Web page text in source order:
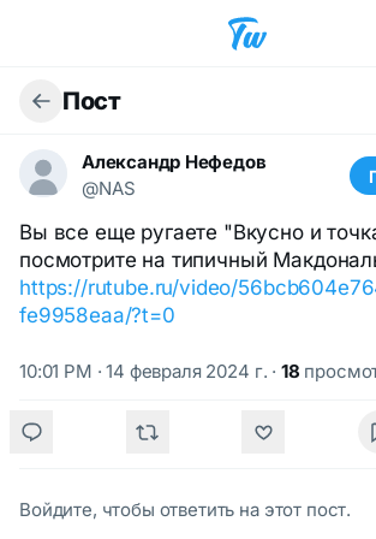
Пост
Александр Нефедов
@NAS
Вы все еще ругаете "Вкусно и
посмотрите на типичный
https://rutube.ru/video/
fe9958eaa/?t=0
10:01 PM · 14 февраля 2024 г. · 18
Войдите, чтобы ответить на этот пост.